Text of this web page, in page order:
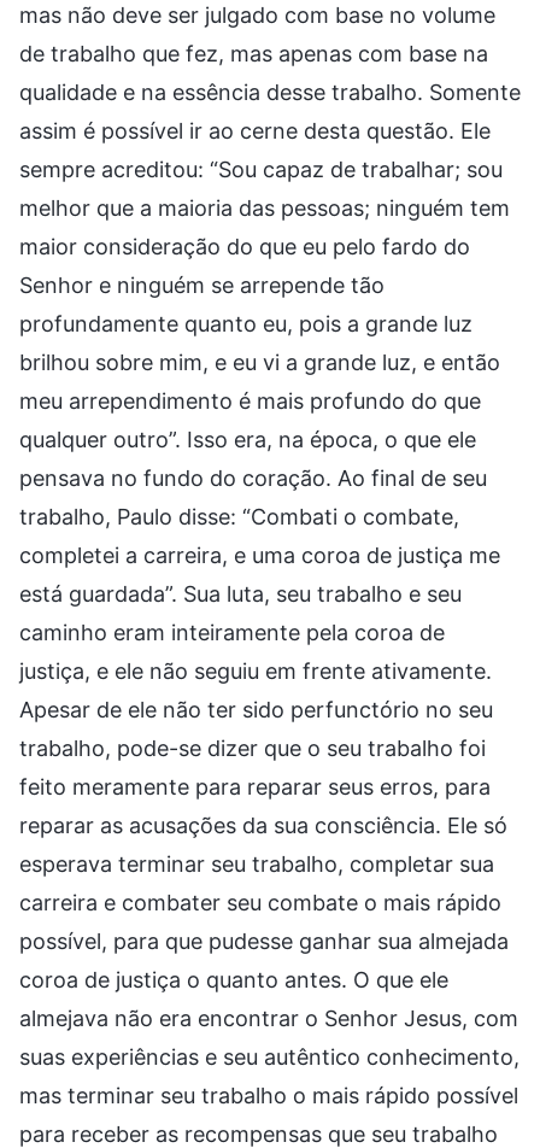
mas não deve ser julgado com base no volume
de trabalho que fez, mas apenas com base na
qualidade e na essência desse trabalho. Somente
assim é possível ir ao cerne desta questão. Ele
sempre acreditou: “Sou capaz de trabalhar; sou
melhor que a maioria das pessoas; ninguém tem
maior consideração do que eu pelo fardo do
Senhor e ninguém se arrepende tão
profundamente quanto eu, pois a grande luz
brilhou sobre mim, e eu vi a grande luz, e então
meu arrependimento é mais profundo do que
qualquer outro”. Isso era, na época, o que ele
pensava no fundo do coração. Ao final de seu
trabalho, Paulo disse: “Combati o combate,
completei a carreira, e uma coroa de justiça me
está guardada”. Sua luta, seu trabalho e seu
caminho eram inteiramente pela coroa de
justiça, e ele não seguiu em frente ativamente.
Apesar de ele não ter sido perfunctório no seu
trabalho, pode-se dizer que o seu trabalho foi
feito meramente para reparar seus erros, para
reparar as acusações da sua consciência. Ele só
esperava terminar seu trabalho, completar sua
carreira e combater seu combate o mais rápido
possível, para que pudesse ganhar sua almejada
coroa de justiça o quanto antes. O que ele
almejava não era encontrar o Senhor Jesus, com
suas experiências e seu autêntico conhecimento,
mas terminar seu trabalho o mais rápido possível
para receber as recompensas que seu trabalho